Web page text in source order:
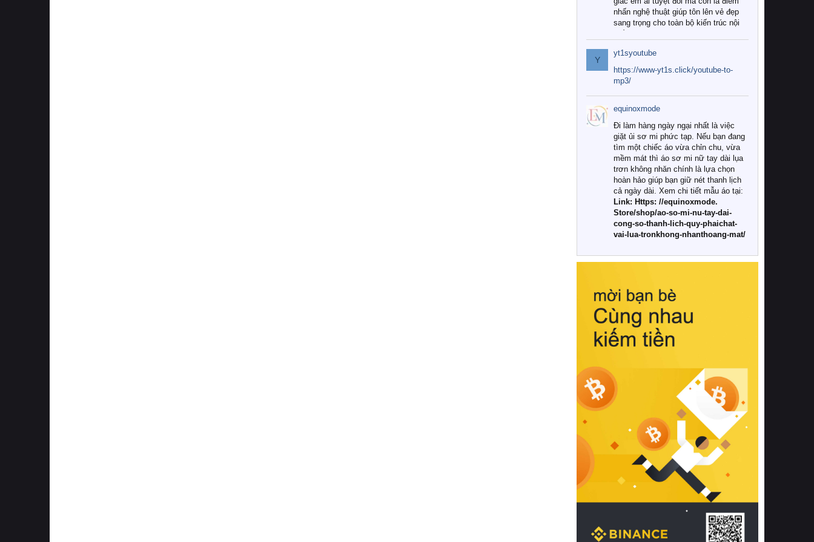
nhấn nghệ thuật giúp tôn lên vẻ đẹp
sang trọng cho toàn bộ kiến trúc nội
Tuy nhiên, giữa thị trường đa dạng
với vô vàn thương hiệu và mẫu mã
như hiện nay, làm thế nào để chọn
được những bộ chăn ga gối đệm cao
cấp thực sự chất lượng, phù hợp với
khí hậu và nhu cầu sử dụng của gia
đình? Hãy cùng chúng tôi đi tìm lời
giải đáp chi tiết qua bài viết dưới đây.
1. Tại sao các gia đình hiện đại lại ưa
chuộng chăn ga gối đệm cao cấp?
Khác với các dòng sản phẩm thông
thường, những bộ chăn ga gối đệm
cao cấp trải qua quy trình sản xuất
nghiêm ngặt từ khâu chọn lọc nguyên
liệu tự nhiên đến công nghệ dệt
nhuộm hiện đại không chứa hóa chất
này, bạn sẽ cảm nhận rõ rệt sự khác
hồi chuẩn xác của phần đệm nâng đỡ
cột sống.
Bên cạnh đó, việc lựa chọn các dòng
sản phẩm đạt chuẩn chất lượng quốc
tế còn giúp ngăn ngừa tình trạng kích
khuẩn và nấm mốc trong điều kiện
thời tiết nóng ẩm. Bạn có thể tìm hiểu
thêm các nghiên cứu khoa học về tác
động của giấc ngủ và môi trường
phòng ngủ đối với sức khỏe con
người tại Sleep Foundation (External
Link) để có cái nhìn toàn diện hơn.
2. Các tiêu chí vàng khi lựa chọn
chăn ga gối đệm cao cấp cho phòng
ngủ
Để sở hữu một bộ chăn ga gối đệm
cao cấp hoàn hảo cả về thẩm mỹ lẫn
công năng, người tiêu dùng cần cân
nhắc kỹ lưỡng các tiêu chí quan trọng
Y
yt1syoutube
https://www-yt1s.click/youtube-to-
mp3/
equinoxmode
Đi làm hàng ngày ngại nhất là việc
giặt ủi sơ mi phức tạp. Nếu bạn đang
tìm một chiếc áo vừa chỉn chu, vừa
mềm mát thì áo sơ mi nữ tay dài lụa
trơn không nhăn chính là lựa chọn
hoàn hảo giúp bạn giữ nét thanh lịch
cả ngày dài. Xem chi tiết mẫu áo tại:
Link: Https: //equinoxmode.
Store/shop/ao-so-mi-nu-tay-dai-
cong-so-thanh-lich-quy-phaichat-
vai-lua-tronkhong-nhanthoang-mat/